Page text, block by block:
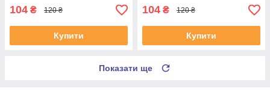
104 ₴ 120 ₴
Купити
104 ₴ 120 ₴
Купити
Показати ще